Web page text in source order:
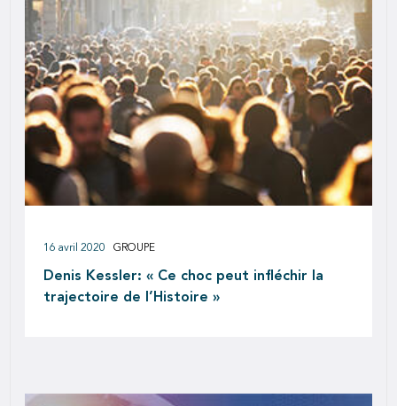
Denis Kessler: « Ce choc peut infléchir la
trajectoire de l’Histoire »
16 avril 2020 GROUPE